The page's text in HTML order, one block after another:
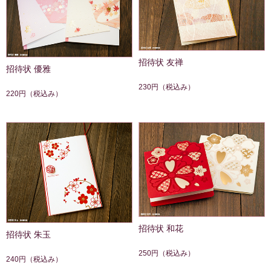
招待状 優雅
220円 （税込み）
招待状 友禅
230円 （税込み）
招待状 朱玉
240円 （税込み）
招待状 和花
250円 （税込み）